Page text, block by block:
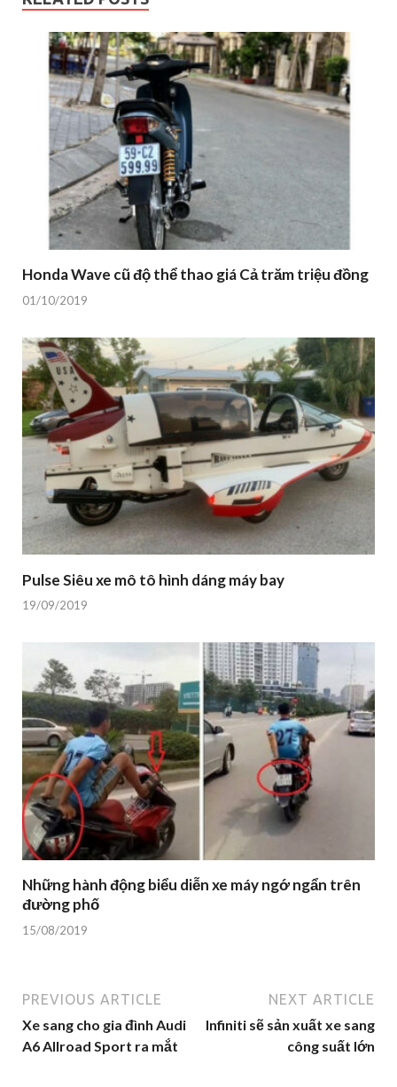
Honda Wave cũ độ thể thao giá Cả trăm triệu đồng
01/10/2019
Pulse Siêu xe mô tô hình dáng máy bay
19/09/2019
Những hành động biểu diễn xe máy ngớ ngẩn trên
đường phố
15/08/2019
PREVIOUS ARTICLE
Xe sang cho gia đình Audi
A6 Allroad Sport ra mắt
NEXT ARTICLE
Infiniti sẽ sản xuất xe sang
công suất lớn